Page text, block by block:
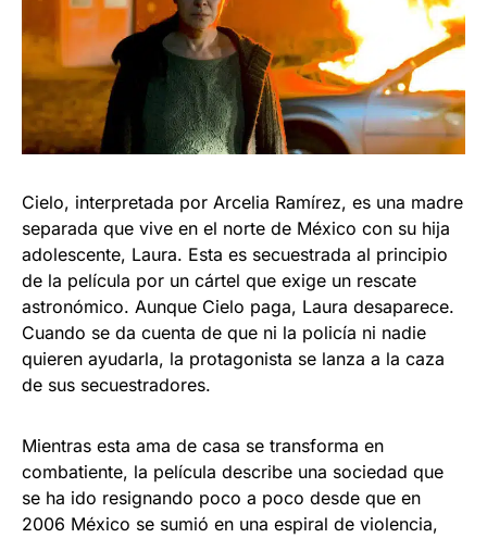
Cielo, interpretada por Arcelia Ramírez, es una madre
separada que vive en el norte de México con su hija
adolescente, Laura. Esta es secuestrada al principio
de la película por un cártel que exige un rescate
astronómico. Aunque Cielo paga, Laura desaparece.
Cuando se da cuenta de que ni la policía ni nadie
quieren ayudarla, la protagonista se lanza a la caza
de sus secuestradores.
Mientras esta ama de casa se transforma en
combatiente, la película describe una sociedad que
se ha ido resignando poco a poco desde que en
2006 México se sumió en una espiral de violencia,